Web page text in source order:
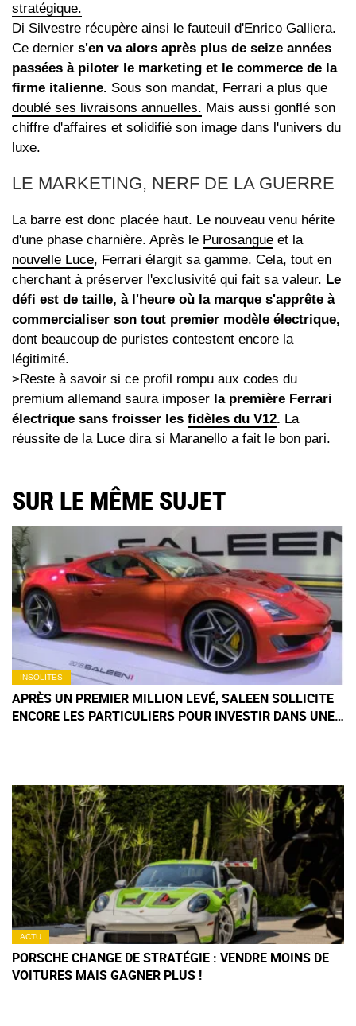
stratégique.
Di Silvestre récupère ainsi le fauteuil d'Enrico Galliera.
Ce dernier s'en va alors après plus de seize années
passées à piloter le marketing et le commerce de la
firme italienne. Sous son mandat, Ferrari a plus que
doublé ses livraisons annuelles. Mais aussi gonflé son
chiffre d'affaires et solidifié son image dans l'univers du
luxe.
LE MARKETING, NERF DE LA GUERRE
La barre est donc placée haut. Le nouveau venu hérite
d'une phase charnière. Après le Purosangue et la
nouvelle Luce, Ferrari élargit sa gamme. Cela, tout en
cherchant à préserver l'exclusivité qui fait sa valeur. Le
défi est de taille, à l'heure où la marque s'apprête à
commercialiser son tout premier modèle électrique,
dont beaucoup de puristes contestent encore la
légitimité.
>Reste à savoir si ce profil rompu aux codes du
premium allemand saura imposer la première Ferrari
électrique sans froisser les fidèles du V12. La
réussite de la Luce dira si Maranello a fait le bon pari.
SUR LE MÊME SUJET
INSOLITES
APRÈS UN PREMIER MILLION LEVÉ, SALEEN SOLLICITE
ENCORE LES PARTICULIERS POUR INVESTIR DANS UNE
ACTU
PORSCHE CHANGE DE STRATÉGIE : VENDRE MOINS DE
VOITURES MAIS GAGNER PLUS !